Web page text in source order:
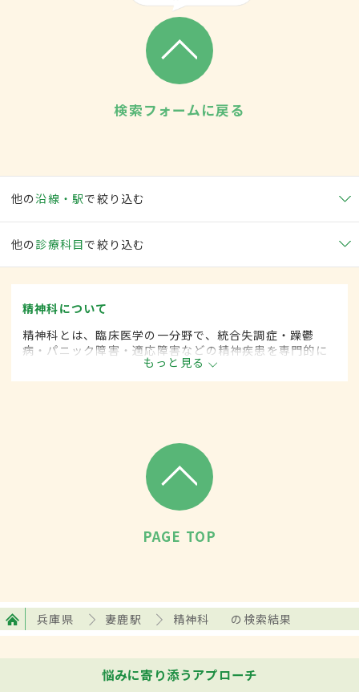
検索フォームに戻る
他の沿線・駅で絞り込む
他の 診療科目で絞り込む
精神科について
精神科とは、臨床医学の一分野で、統合失調症・躁鬱
病・パニック障害・適応障害などの精神疾患を専門的に
もっと見る
PAGE TOP
兵庫県 妻鹿駅 精神科 の検索結果
悩みに寄り添うアプローチ